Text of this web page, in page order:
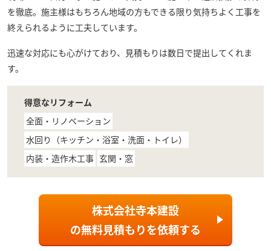
を徹底。施主様はもちろん地域の方もできる限り気持ちよく工事を
終えられるように工夫しています。
迅速な対応にも心がけており、見積もりは数日で提出してくれま
す。
得意なリフォーム
全面・リノベーション
水回り（キッチン・浴室・洗面・トイレ）
内装・造作木工事 玄関・窓
株式会社寺本建設
の無料見積もりを依頼する